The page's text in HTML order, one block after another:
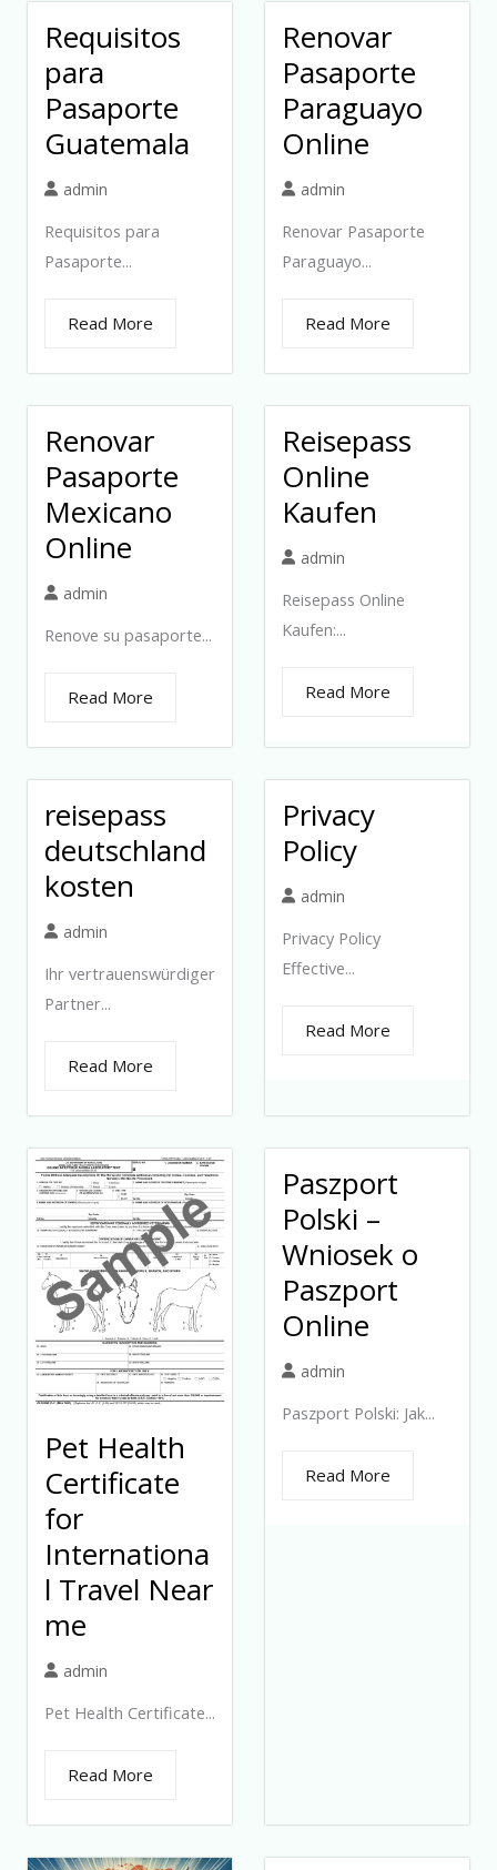
Requisitos
para
Pasaporte
Guatemala
admin
Requisitos para
Pasaporte...
Read More
Renovar
Pasaporte
Paraguayo
Online
admin
Renovar Pasaporte
Paraguayo...
Read More
Renovar
Pasaporte
Mexicano
Online
admin
Renove su pasaporte...
Read More
Reisepass
Online
Kaufen
admin
Reisepass Online
Kaufen:...
Read More
reisepass
deutschland
kosten
admin
Ihr vertrauenswürdiger
Partner...
Read More
Privacy
Policy
admin
Privacy Policy
Effective...
Read More
Pet Health
Certificate
for
Internationa
l Travel Near
me
admin
Pet Health Certificate...
Read More
Paszport
Polski –
Wniosek o
Paszport
Online
admin
Paszport Polski: Jak...
Read More